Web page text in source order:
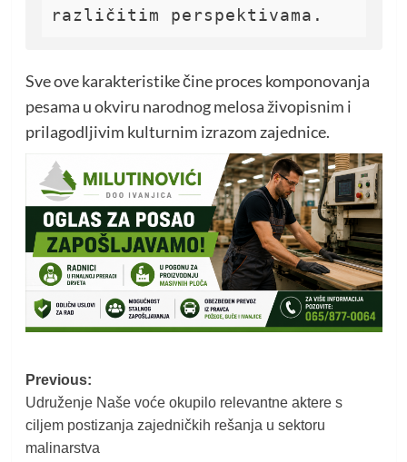
različitim perspektivama.
Sve ove karakteristike čine proces komponovanja
pesama u okviru narodnog melosa živopisnim i
prilagodljivim kulturnim izrazom zajednice.
Post
navigation
Previous:
Udruženje Naše voće okupilo relevantne aktere s
ciljem postizanja zajedničkih rešanja u sektoru
malinarstva